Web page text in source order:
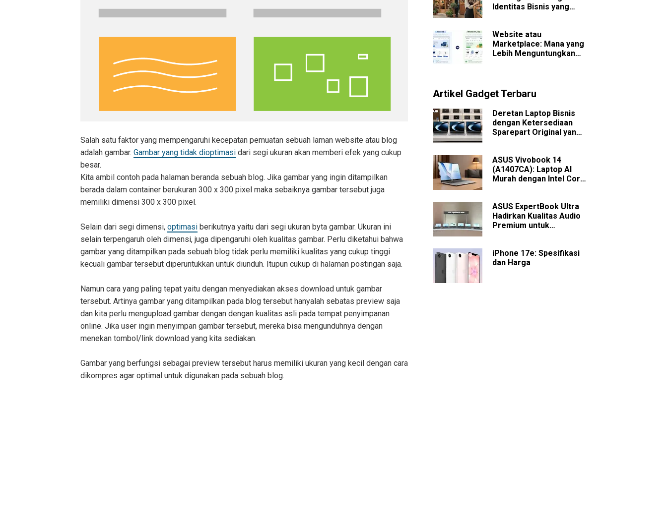
Salah satu faktor yang mempengaruhi kecepatan pemuatan sebuah laman website atau blog
adalah gambar. Gambar yang tidak dioptimasi dari segi ukuran akan memberi efek yang cukup
besar.
Kita ambil contoh pada halaman beranda sebuah blog. Jika gambar yang ingin ditampilkan
berada dalam container berukuran 300 x 300 pixel maka sebaiknya gambar tersebut juga
memiliki dimensi 300 x 300 pixel.
Selain dari segi dimensi, optimasi berikutnya yaitu dari segi ukuran byta gambar. Ukuran ini
selain terpengaruh oleh dimensi, juga dipengaruhi oleh kualitas gambar. Perlu diketahui bahwa
gambar yang ditampilkan pada sebuah blog tidak perlu memiliki kualitas yang cukup tinggi
kecuali gambar tersebut diperuntukkan untuk diunduh. Itupun cukup di halaman postingan saja.
Namun cara yang paling tepat yaitu dengan menyediakan akses download untuk gambar
tersebut. Artinya gambar yang ditampilkan pada blog tersebut hanyalah sebatas preview saja
dan kita perlu mengupload gambar dengan dengan kualitas asli pada tempat penyimpanan
online. Jika user ingin menyimpan gambar tersebut, mereka bisa mengunduhnya dengan
menekan tombol/link download yang kita sediakan.
Gambar yang berfungsi sebagai preview tersebut harus memiliki ukuran yang kecil dengan cara
dikompres agar optimal untuk digunakan pada sebuah blog.
Identitas Bisnis yang
Website atau
Marketplace: Mana yang
Lebih Menguntungkan
Artikel Gadget Terbaru
Deretan Laptop Bisnis
dengan Ketersediaan
Sparepart Original yang
ASUS Vivobook 14
(A1407CA): Laptop AI
Murah dengan Intel Core
ASUS ExpertBook Ultra
Hadirkan Kualitas Audio
Premium untuk
iPhone 17e: Spesifikasi
dan Harga